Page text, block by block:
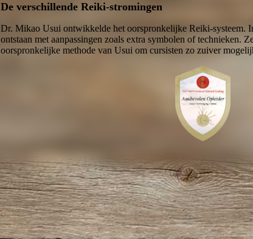
De verschillende Reiki-stromingen
Dr. Mikao Usui ontwikkelde het oorspronkelijke Reiki-systeem.
ontstaan met aanpassingen zoals extra symbolen of technieken.
oorspronkelijke methode van Usui om cursisten zo zuiver